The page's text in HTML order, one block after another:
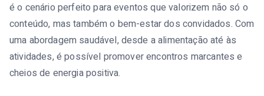
é o cenário perfeito para eventos que valorizem não só o
conteúdo, mas também o bem-estar dos convidados. Com
uma abordagem saudável, desde a alimentação até às
atividades, é possível promover encontros marcantes e
cheios de energia positiva.